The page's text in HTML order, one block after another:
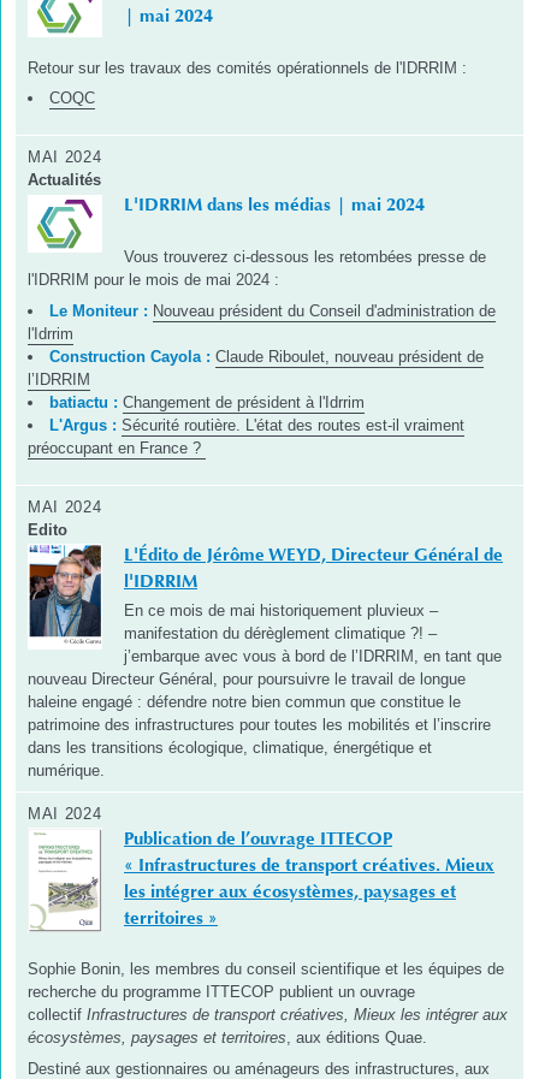
| mai 2024
Retour sur les travaux des comités opérationnels de l'IDRRIM :
COQC
MAI 2024
Actualités
L'IDRRIM dans les médias | mai 2024
Vous trouverez ci-dessous les retombées presse de
l'IDRRIM pour le mois de mai 2024 :
Le Moniteur : Nouveau président du Conseil d'administration de
l'Idrrim
Construction Cayola : Claude Riboulet, nouveau président de
l’IDRRIM
batiactu : Changement de président à l'Idrrim
L'Argus : Sécurité routière. L'état des routes est-il vraiment
préoccupant en France ?
MAI 2024
Edito
L'Édito de Jérôme WEYD, Directeur Général de
l'IDRRIM
En ce mois de mai historiquement pluvieux –
manifestation du dérèglement climatique ?! –
j’embarque avec vous à bord de l’IDRRIM, en tant que
nouveau Directeur Général, pour poursuivre le travail de longue
haleine engagé : défendre notre bien commun que constitue le
patrimoine des infrastructures pour toutes les mobilités et l’inscrire
dans les transitions écologique, climatique, énergétique et
numérique.
MAI 2024
Publication de l’ouvrage ITTECOP
« Infrastructures de transport créatives. Mieux
les intégrer aux écosystèmes, paysages et
territoires »
Sophie Bonin, les membres du conseil scientifique et les équipes de
recherche du programme ITTECOP publient un ouvrage
collectif Infrastructures de transport créatives, Mieux les intégrer aux
écosystèmes, paysages et territoires, aux éditions Quae.
Destiné aux gestionnaires ou aménageurs des infrastructures, aux